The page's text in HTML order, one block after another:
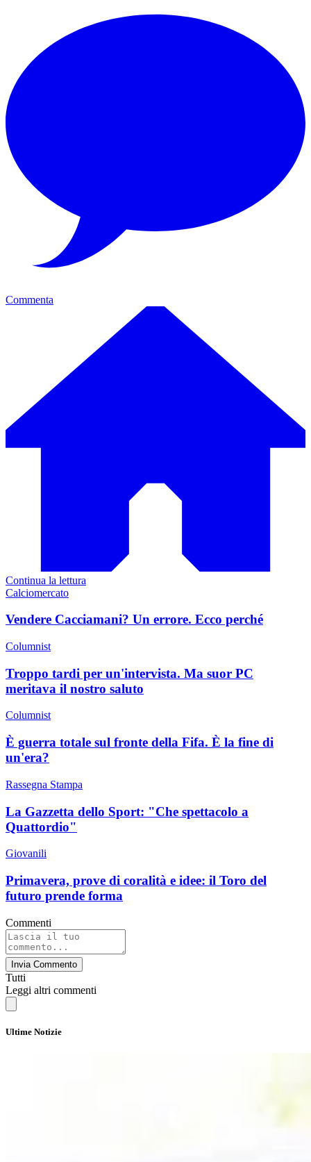
Commenta
Continua la lettura
Calciomercato
Vendere Cacciamani? Un errore. Ecco perché
Columnist
Troppo tardi per un'intervista. Ma suor PC
meritava il nostro saluto
Columnist
È guerra totale sul fronte della Fifa. È la fine di
un'era?
Rassegna Stampa
La Gazzetta dello Sport: "Che spettacolo a
Quattordio"
Giovanili
Primavera, prove di coralità e idee: il Toro del
futuro prende forma
Commenti
Invia Commento
Tutti
Leggi altri commenti
Ultime Notizie